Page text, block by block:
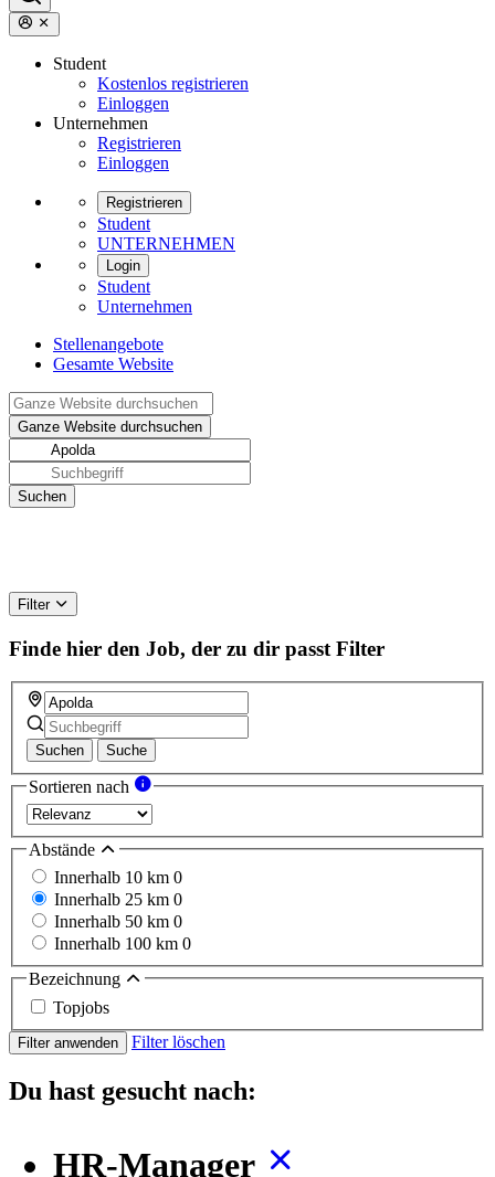
Student
Kostenlos registrieren
Einloggen
Unternehmen
Registrieren
Einloggen
Registrieren
Student
UNTERNEHMEN
Login
Student
Unternehmen
Stellenangebote
Gesamte Website
Filter
Finde hier den Job, der zu dir passt Filter
Suchen Suche
Sortieren nach
Abstände
Innerhalb 10 km 0
Innerhalb 25 km 0
Innerhalb 50 km 0
Innerhalb 100 km 0
Bezeichnung
Topjobs
Filter anwenden Filter löschen
Du hast gesucht nach:
HR-Manager